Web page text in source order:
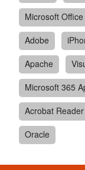
Microsoft Office
Adobe
Apache
Microsoft 365
Acrobat Reader
Oracle